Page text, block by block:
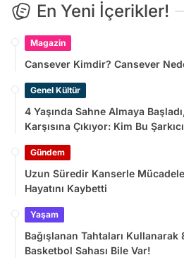
En Yeni İçerikler!
Magazin
Cansever Kimdir? Cansever
Genel Kültür
4 Yaşında Sahne Almaya
Karşısına Çıkıyor: Kim Bu
Gündem
Uzun Süredir Kanserle
Hayatını Kaybetti
Yaşam
Bağışlanan Tahtaları Kullanarak
Basketbol Sahası Bile Var!